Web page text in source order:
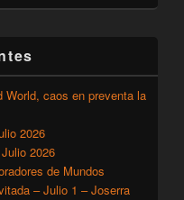
World, caos en preventa la
2026
2026
de Mundos
– Julio 1 – Joserra